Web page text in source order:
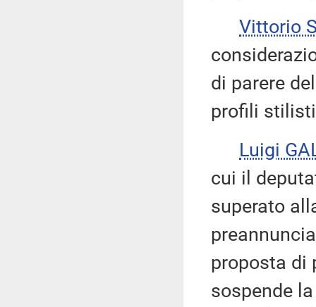
Vittorio
di parere
profili
Luigi
cui il
superato
proposta di
sospende